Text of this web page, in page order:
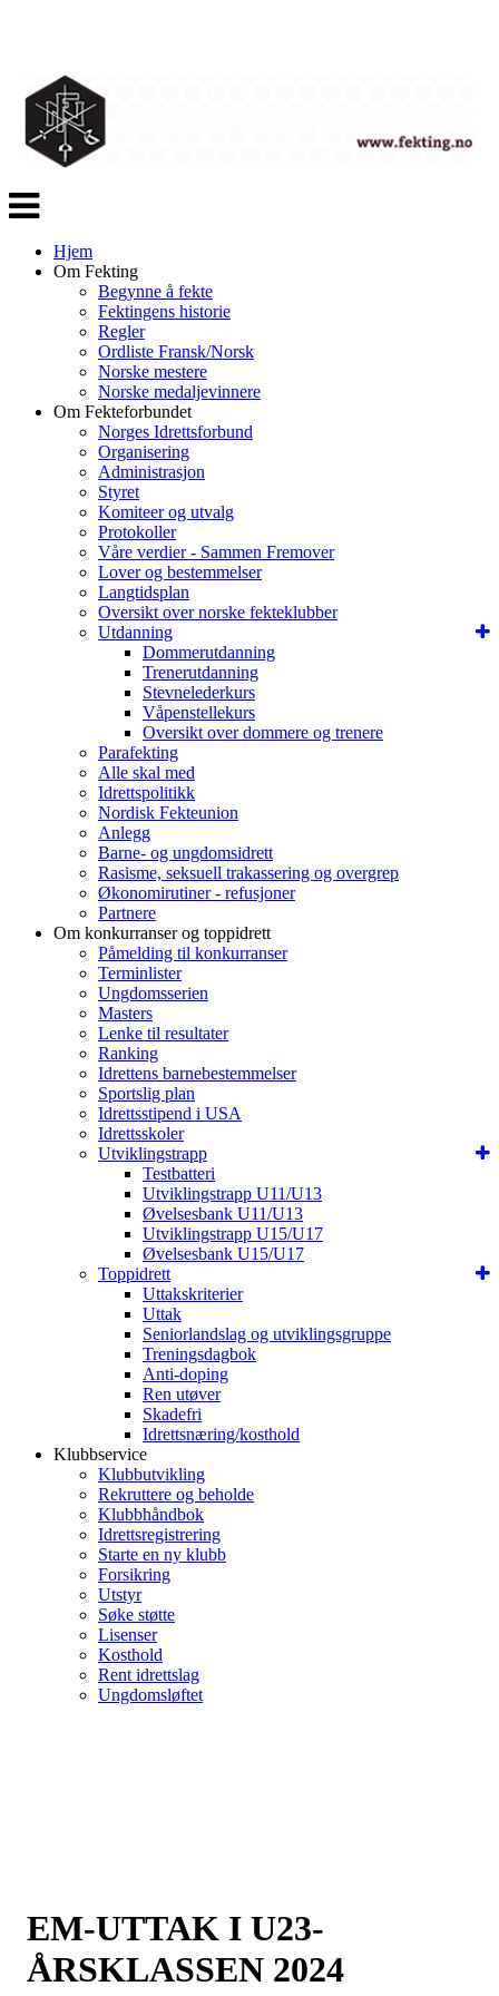
Veksle
navigasjon
Hjem
Om Fekting
Begynne å fekte
Fektingens historie
Regler
Ordliste Fransk/Norsk
Norske mestere
Norske medaljevinnere
Om Fekteforbundet
Norges Idrettsforbund
Organisering
Administrasjon
Styret
Komiteer og utvalg
Protokoller
Våre verdier - Sammen Fremover
Lover og bestemmelser
Langtidsplan
Oversikt over norske fekteklubber
Utdanning
Dommerutdanning
Trenerutdanning
Stevnelederkurs
Våpenstellekurs
Oversikt over dommere og trenere
Parafekting
Alle skal med
Idrettspolitikk
Nordisk Fekteunion
Anlegg
Barne- og ungdomsidrett
Rasisme, seksuell trakassering og overgrep
Økonomirutiner - refusjoner
Partnere
Om konkurranser og toppidrett
Påmelding til konkurranser
Terminlister
Ungdomsserien
Masters
Lenke til resultater
Ranking
Idrettens barnebestemmelser
Sportslig plan
Idrettsstipend i USA
Idrettsskoler
Utviklingstrapp
Testbatteri
Utviklingstrapp U11/U13
Øvelsesbank U11/U13
Utviklingstrapp U15/U17
Øvelsesbank U15/U17
Toppidrett
Uttakskriterier
Uttak
Seniorlandslag og utviklingsgruppe
Treningsdagbok
Anti-doping
Ren utøver
Skadefri
Idrettsnæring/kosthold
Klubbservice
Klubbutvikling
Rekruttere og beholde
Klubbhåndbok
Idrettsregistrering
Starte en ny klubb
Forsikring
Utstyr
Søke støtte
Lisenser
Kosthold
Rent idrettslag
Ungdomsløftet
EM-UTTAK I U23-
ÅRSKLASSEN 2024